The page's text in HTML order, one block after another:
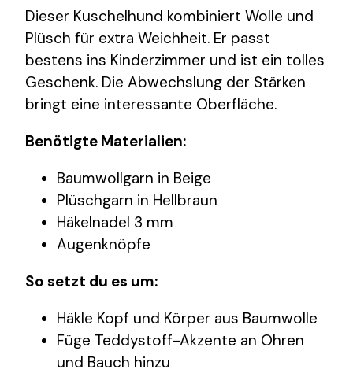
Dieser Kuschelhund kombiniert Wolle und
Plüsch für extra Weichheit. Er passt
bestens ins Kinderzimmer und ist ein tolles
Geschenk. Die Abwechslung der Stärken
bringt eine interessante Oberfläche.
Benötigte Materialien:
Baumwollgarn in Beige
Plüschgarn in Hellbraun
Häkelnadel 3 mm
Augenknöpfe
So setzt du es um:
Häkle Kopf und Körper aus Baumwolle
Füge Teddystoff-Akzente an Ohren
und Bauch hinzu